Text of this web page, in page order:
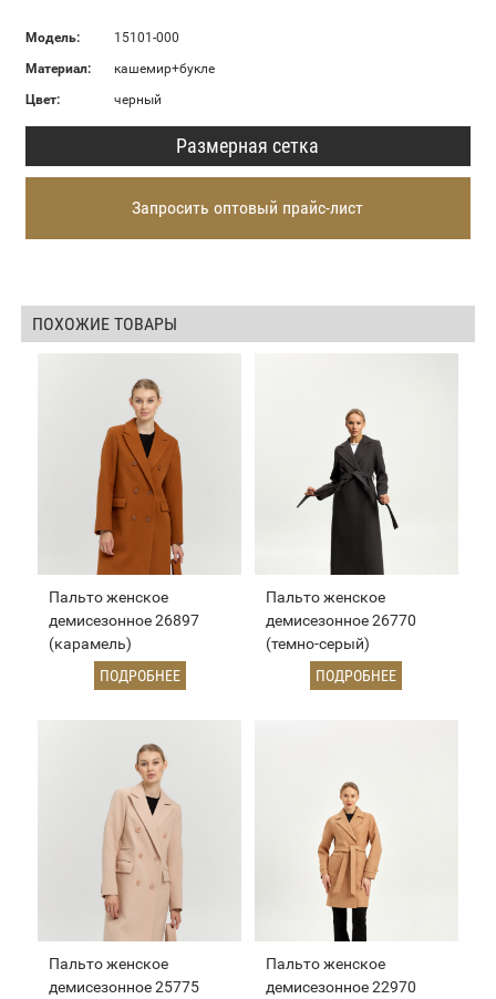
Модель:
15101-000
Материал:
кашемир+букле
Цвет:
черный
Размерная сетка
Запросить оптовый прайс-лист
ПОХОЖИЕ ТОВАРЫ
Пальто женское
демисезонное 26897
(карамель)
ПОДРОБНЕЕ
Пальто женское
демисезонное 26770
(темно-серый)
ПОДРОБНЕЕ
Пальто женское
демисезонное 25775
Пальто женское
демисезонное 22970